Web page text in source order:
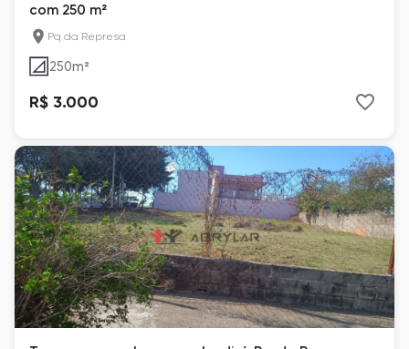
com 250 m²
Pq da Represa
250m²
R$ 3.000